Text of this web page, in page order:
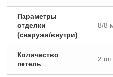
Параметры
отделки
(снаружи/внутри)
8/8
Количество
петель
2 шт.